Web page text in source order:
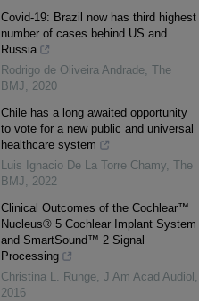
Covid-19: Brazil now has third highest
number of cases behind US and
Russia
Rodrigo de Oliveira Andrade, The
BMJ, 2020
Chile has a long awaited opportunity
to vote for a new public and universal
healthcare system
Luis Ignacio De La Torre Chamy, The
BMJ, 2022
Clinical Outcomes of the Cochlear™
Nucleus® 5 Cochlear Implant System
and SmartSound™ 2 Signal
Processing
Christina L. Runge, J Am Acad Audiol ,
2016